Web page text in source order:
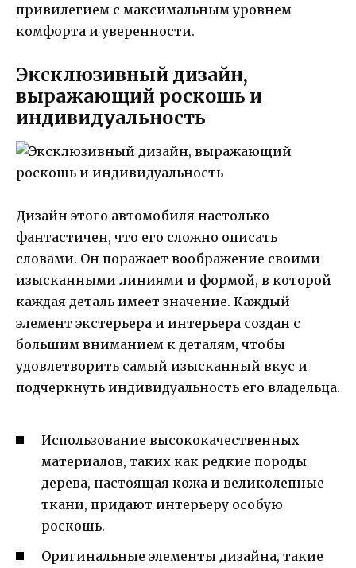
привилегием с максимальным уровнем
комфорта и уверенности.
Эксклюзивный дизайн,
выражающий роскошь и
индивидуальность
Дизайн этого автомобиля настолько
фантастичен, что его сложно описать
словами. Он поражает воображение своими
изысканными линиями и формой, в которой
каждая деталь имеет значение. Каждый
элемент экстерьера и интерьера создан с
большим вниманием к деталям, чтобы
удовлетворить самый изысканный вкус и
подчеркнуть индивидуальность его владельца.
Использование высококачественных
материалов, таких как редкие породы
дерева, настоящая кожа и великолепные
ткани, придают интерьеру особую
роскошь.
Оригинальные элементы дизайна, такие